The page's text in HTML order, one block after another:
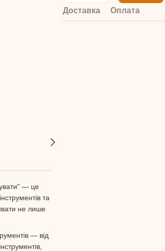
— це
та
не лише
— від
Доставка Оплата